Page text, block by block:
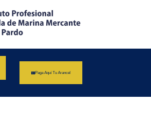
Paga Aquí Tu Arancel